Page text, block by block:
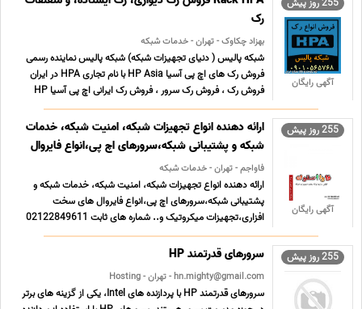
آگهی رایگان
رک
بهزاد چکاوک - تهران - خدمات شبکه
شبکه پالیس ( دنیای تجهیزات شبکه) شبکه پالیس نماینده رسمی
فروش رک های اچ پی آسیا HP Asia با نام تجاری HPA در ایران
فروش رک ، فروش رک سرور ، فروش رک ایرانی اچ پی آسیا HP
Asia با نام تجاری HPA ، فروش رک دیواری ، فروش رک ایستاده ،
فروش متعلقات رک رک دیواری 4 یونیت اچ پی آسیا HPA WM
... ...
255 روز پیش
آگهی رایگان
ارائه دهنده انواع تجهیزات شبکه، امنیت شبکه، خدمات
شبکه و پشتیبانی شبکه،سرورهای اچ پی،انواع فایروال
فاواجم - تهران - خدمات شبکه
ارائه دهنده انواع تجهیزات شبکه، امنیت شبکه، خدمات شبکه و
پشتیبانی شبکه،سرورهای اچ پی،انواع فایروال های سخت
افزاری،تجهیزات میکروتیک و.. شماره های ثابت 02122849611
02122848041 تلفن همراه 09121181273 آدرس ایمیل
255 روز پیش سرورهای قدرتمند HP
hn.mighty@gmail.com - تهران - Hosting
سرورهای قدرتمند HP با پردازنده های Intel، یکی از گزینه های برتر